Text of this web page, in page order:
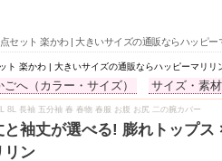
セット 楽かわ | 大きいサイズの通販ならハッピー
楽かわ | 大きいサイズの通販ならハッピーマリリ
ごへ（カラー・サイズ） サイズ・素
8L 長袖 五分袖 春 春物 春服 お腹 お尻 二の腕カバー
袖丈が選べる! 膨れトップ
リン